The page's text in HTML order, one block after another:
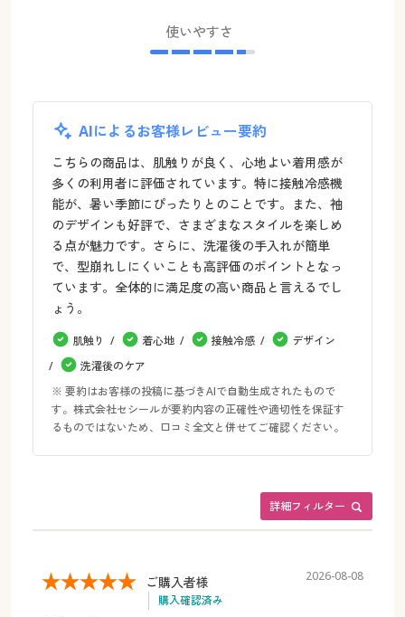
使いやすさ
AIによるお客様レビュー要約
こちらの商品は、肌触りが良く、心地よい着用感が
多くの利用者に評価されています。特に接触冷感機
能が、暑い季節にぴったりとのことです。また、袖
のデザインも好評で、さまざまなスタイルを楽しめ
る点が魅力です。さらに、洗濯後の手入れが簡単
で、型崩れしにくいことも高評価のポイントとなっ
ています。全体的に満足度の高い商品と言えるでし
ょう。
肌触り 着心地 接触冷感
デザイン
洗濯後のケア
※ 要約はお客様の投稿に基づきAIで自動生成されたもので
す。株式会社セシールが要約内容の正確性や適切性を保証す
るものではないため、口コミ全文と併せてご確認ください。
詳細フィルター
ご購入者様
購入確認済み
2026-08-08